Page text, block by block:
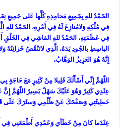
الحَمْدُ للهِ بِجَمِيِعِ مَحامِدِهِ كُلِّها عَلى جَمِيعِ
فِي مُلْكِهِ وَلامُنازِعَ لَهُ فِي أَمْرِهِ، الحَمْدُ للهِ
فِي عَظَمَتِهِ، الحَمْدُ للهِ الفاشِي فِي الخَلْقِ
الباسِطِ بالجُودِ يَدَهُ، الَّذِي لاتَنْقُصُ خَزائِنُهُ
إِنَّهُ هُوَ العَزِيزُ الوَهَّابُ،
اللّهُمَّ إِنِّي أَسْأَلُكَ قَلِيلا مِنْ كَثِيرٍ مَعَ حَاجَةٍ
عِنْدِي كَثِيرٌ وَهُوَ عَلَيْكَ سَهْلٌ يَسِيرٌ اللّهُمَّ
خَطِيئَتِي وَصَفْحَكَ عَنْ ظُلْمِي وَستْرَكَ عَلَى
عِنْدَما كانَ مِنْ خَطَأي وَعَمْدِي أَطْمَعَنِي فِي